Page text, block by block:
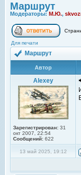
Маршрут
Модераторы: М.Ю.,
Для печати
Маршрут
Автор
Alexey
Зарегистрирован: 31
окт 2007, 22:54
Сообщений: 622
13 май 2025, 19:12